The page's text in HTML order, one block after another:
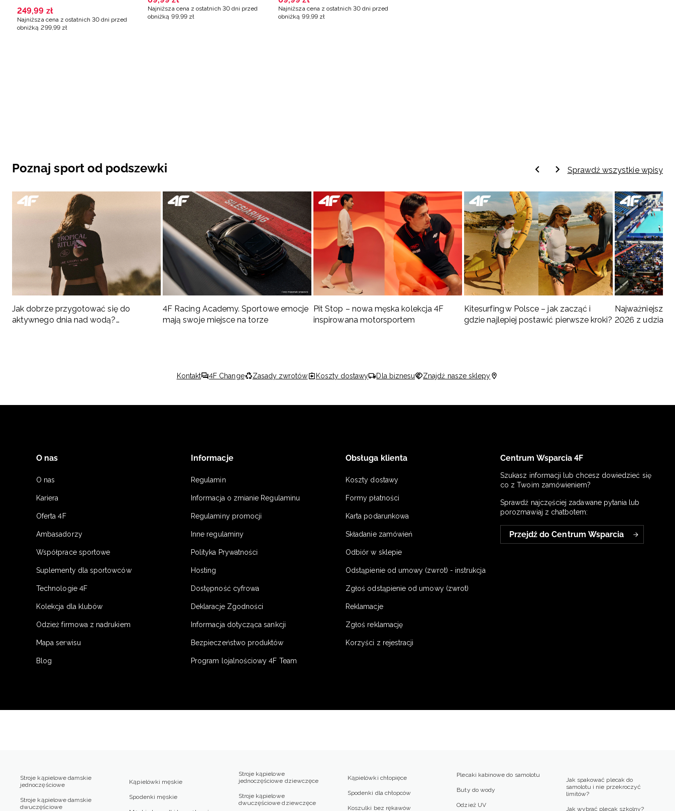
249,99 zł
Najniższa cena z ostatnich 30 dni przed
obniżką 299,99 zł
Najniższa cena z ostatnich 30 dni przed
obniżką 99,99 zł
Najniższa cena z ostatnich 30 dni przed
obniżką 99,99 zł
Poznaj sport od podszewki Sprawdź wszystkie wpisy
Jak dobrze przygotować się do
aktywnego dnia nad wodą?
4F Racing Academy. Sportowe emocje
mają swoje miejsce na torze
Pit Stop – nowa męska kolekcja 4F
inspirowana motorsportem
Kitesurfing w Polsce – jak zacząć i
gdzie najlepiej postawić pierwsze kroki?
Najważniejsze
2026 z
Kontakt 4F Change Zasady zwrotów Koszty dostawy Dla biznesu Znajdź nasze sklepy
O nas
O nas
Kariera
Oferta 4F
Ambasadorzy
Współprace sportowe
Suplementy dla sportowców
Technologie 4F
Kolekcja dla klubów
Odzież firmowa z nadrukiem
Mapa serwisu
Blog
Informacje
Regulamin
Informacja o zmianie Regulaminu
Regulaminy promocji
Inne regulaminy
Polityka Prywatności
Hosting
Dostępność cyfrowa
Deklaracje Zgodności
Informacja dotycząca sankcji
Bezpieczeństwo produktów
Program lojalnościowy 4F Team
Obsługa klienta
Koszty dostawy
Formy płatności
Karta podarunkowa
Składanie zamówień
Odbiór w sklepie
Odstąpienie od umowy (zwrot) - instrukcja
Zgłoś odstąpienie od umowy (zwrot)
Reklamacje
Zgłoś reklamację
Korzyści z rejestracji
Centrum Wsparcia 4F
Szukasz informacji lub chcesz dowiedzieć się
co z Twoim zamówieniem?
Sprawdź najczęściej zadawane pytania lub
porozmawiaj z chatbotem:
Przejdź do Centrum Wsparcia
Stroje kąpielowe damskie
jednoczęściowe
Stroje kąpielowe damskie
dwuczęściowe
Kąpielówki męskie
Spodenki męskie
Stroje kąpielowe
jednoczęściowe dziewczęce
Stroje kąpielowe
dwuczęściowe dziewczęce
Kąpielówki chłopięce
Spodenki dla chłopców
Koszulki bez rękawów
Plecaki kabinowe do samolotu
Buty do wody
Odzież UV
Jak spakować plecak do
samolotu i nie przekroczyć
limitów?
Jak wybrać plecak szkolny?